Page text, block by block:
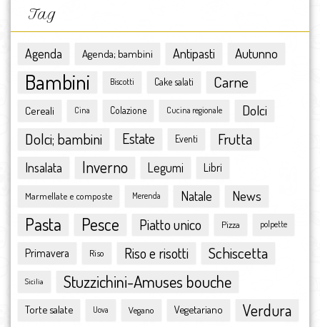
ottobre 2016
settembre 2016
luglio 2016
giugno 2016
aprile 2016
marzo 2016
febbraio 2016
gennaio 2016
novembre 2015
ottobre 2015
agosto 2015
luglio 2015
maggio 2015
Tag
Agenda Agenda; bambini Antipasti Autunno
Bambini Biscotti Cake salati Carne
Cereali Cina Colazione Cucina regionale Dolci
Dolci; bambini Estate Eventi Frutta
Insalata Inverno Legumi Libri
Marmellate e composte Merenda Natale News
Pasta Pesce Piatto unico Pizza polpette
Primavera Riso Riso e risotti Schiscetta
Sicilia Stuzzichini-Amuses bouche
Torte salate Uova Vegano Vegetariano Verdura